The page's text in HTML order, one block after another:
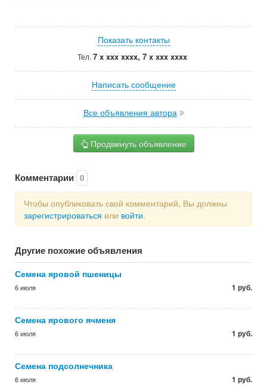
Показать контакты
Тел. 7 x xxx xxxx, 7 x xxx xxxx
Написать сообщение
Все объявления автора
Продвинуть объявление
Комментарии 0
Чтобы опубликовать свой комментарий, Вы должны
зарегистрироваться или войти.
Другие похожие объявления
Семена яровой пшеницы
6 июля 1 руб.
Семена ярового ячменя
6 июля 1 руб.
Семена подсолнечника
6 июля 1 руб.